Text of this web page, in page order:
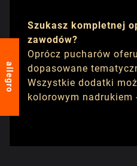
Szukasz kompletnej
zawodów?
Oprócz pucharów
dopasowane
Wszystkie dodatki
kolorowym nadrukiem
allegro